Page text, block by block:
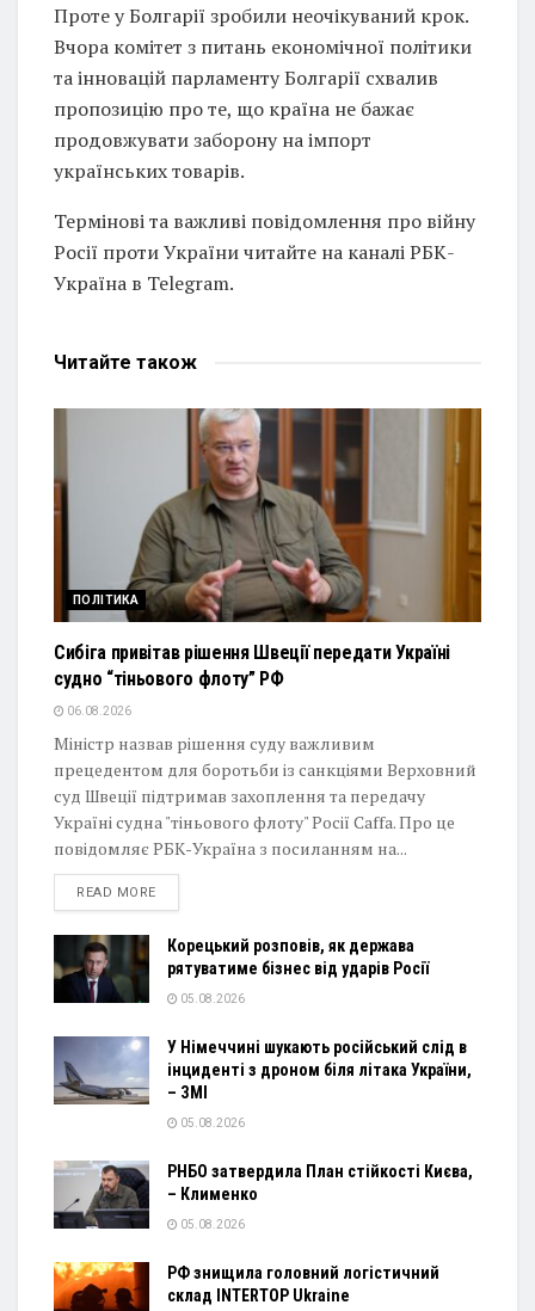
Проте у Болгарії зробили неочікуваний крок.
Вчора комітет з питань економічної політики
та інновацій парламенту Болгарії схвалив
пропозицію про те, що країна не бажає
продовжувати заборону на імпорт
українських товарів.
Термінові та важливі повідомлення про війну
Росії проти України читайте на каналі РБК-
Україна в Telegram.
Читайте також
ПОЛІТИКА
Сибіга привітав рішення Швеції передати Україні
судно “тіньового флоту” РФ
06.08.2026
Міністр назвав рішення суду важливим
прецедентом для боротьби із санкціями Верховний
суд Швеції підтримав захоплення та передачу
Україні судна "тіньового флоту" Росії Caffa. Про це
повідомляє РБК-Україна з посиланням на...
READ MOREDETAILS
Корецький розповів, як держава
рятуватиме бізнес від ударів Росії
05.08.2026
У Німеччині шукають російський слід в
інциденті з дроном біля літака України,
– ЗМІ
05.08.2026
РНБО затвердила План стійкості Києва,
– Клименко
05.08.2026
РФ знищила головний логістичний
склад INTERTOP Ukraine